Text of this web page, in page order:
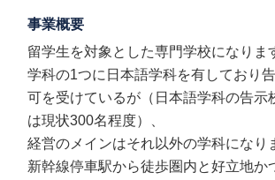
事業概要
留学生を対象とした専門学校になりま
学科の1つに日本語学科を有しており
可を受けているが（日本語学科の告示
は現状300名程度）、
経営のメインはそれ以外の学科になり
新幹線停車駅から徒歩圏内と好立地か